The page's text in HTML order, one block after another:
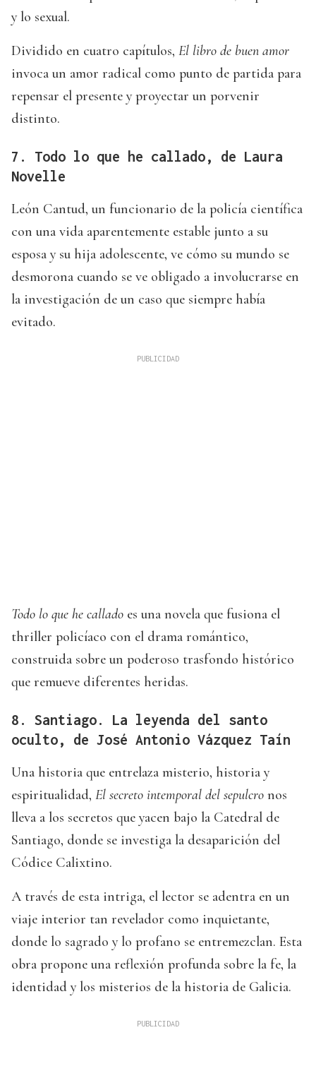
y lo sexual.
Dividido en cuatro capítulos, El libro de buen amor
invoca un amor radical como punto de partida para
repensar el presente y proyectar un porvenir
distinto.
7. Todo lo que he callado, de Laura
Novelle
León Cantud, un funcionario de la policía científica
con una vida aparentemente estable junto a su
esposa y su hija adolescente, ve cómo su mundo se
desmorona cuando se ve obligado a involucrarse en
la investigación de un caso que siempre había
evitado.
Todo lo que he callado es una novela que fusiona el
thriller policíaco con el drama romántico,
construida sobre un poderoso trasfondo histórico
que remueve diferentes heridas.
8. Santiago. La leyenda del santo
oculto, de José Antonio Vázquez Taín
Una historia que entrelaza misterio, historia y
espiritualidad, El secreto intemporal del sepulcro nos
lleva a los secretos que yacen bajo la Catedral de
Santiago, donde se investiga la desaparición del
Códice Calixtino.
A través de esta intriga, el lector se adentra en un
viaje interior tan revelador como inquietante,
donde lo sagrado y lo profano se entremezclan. Esta
obra propone una reflexión profunda sobre la fe, la
identidad y los misterios de la historia de Galicia.